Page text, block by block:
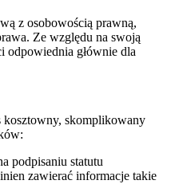
z osobowością prawną,
Ze względu na swoją
odpowiednia głównie dla
kosztowny, skomplikowany
podpisaniu statutu
zawierać informacje takie